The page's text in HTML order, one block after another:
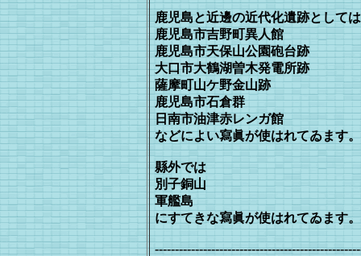
鹿児島と近邊の近代化遺跡としては
鹿児島市吉野町異人館
鹿児島市天保山公園砲台跡
大口市大鶴湖曽木発電所跡
薩摩町山ケ野金山跡
鹿児島市石倉群
日南市油津赤レンガ館
などによい寫眞が使はれてゐます。
縣外では
別子銅山
軍艦島
にすてきな寫眞が使はれてゐます。